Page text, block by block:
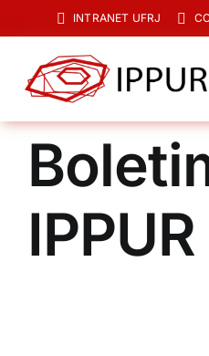
para
conteúdo
INTRANET UFRJ
O IPPUR
Graduação
Especialização
IPPUR